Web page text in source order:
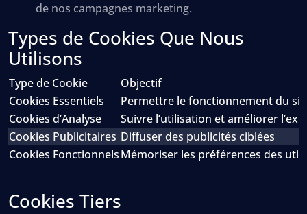
de nos campagnes marketing.
Types de Cookies Que Nous
Utilisons
Type de Cookie
Objectif
Cookies Essentiels
Permettre le fonctionnement du
Cookies d’Analyse
Suivre l’utilisation et améliorer
Cookies Publicitaires Diffuser des publicités ciblées
Cookies FonctionnelsMémoriser les préférences des
Cookies Tiers